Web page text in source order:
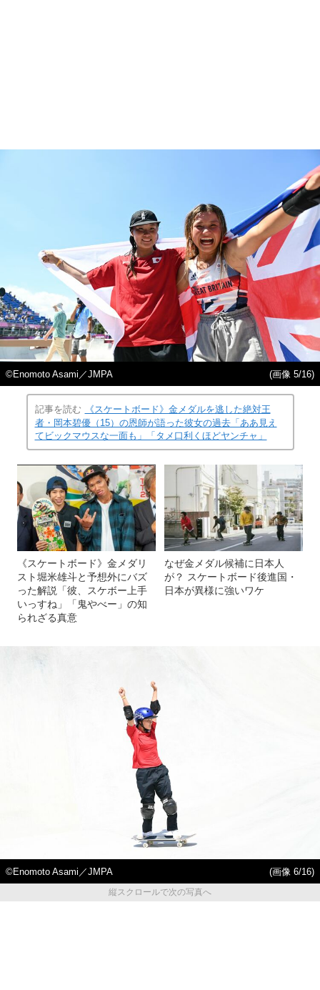
©︎Enomoto Asami／JMPA (画像 5/16)
記事を読む
《スケートボード》金メダルを逃した絶対王
者・岡本碧優（15）の恩師が語った彼女の過去「ああ見え
てビックマウスな一面も」「タメ口利くほどヤンチャ」
《スケートボード》金メダリ
スト堀米雄斗と予想外にバズ
った解説「彼、スケボー上手
いっすね」「鬼やべー」の知
られざる真意
なぜ金メダル候補に日本人
が？ スケートボード後進国・
日本が異様に強いワケ
©︎Enomoto Asami／JMPA
(画像 6/16)
縦スクロールで次の写真へ